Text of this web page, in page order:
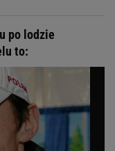
po lodzie
to: